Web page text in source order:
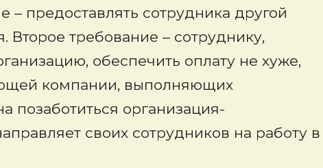
– предоставлять сотрудника другой
Второе требование – сотруднику,
обеспечить оплату не хуже,
компании, выполняющих
позаботиться организация-
своих сотрудников на работу в